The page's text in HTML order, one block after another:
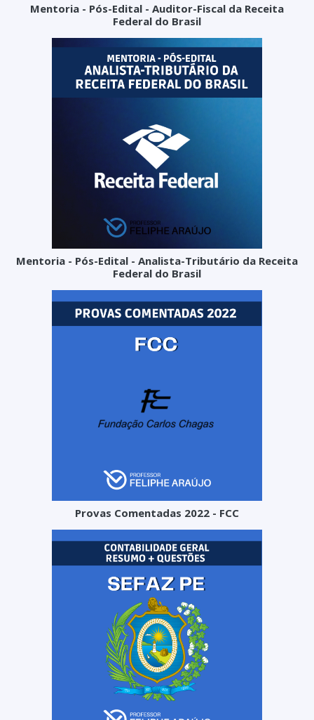
Mentoria - Pós-Edital - Auditor-Fiscal da Receita
Federal do Brasil
Mentoria - Pós-Edital - Analista-Tributário da Receita
Federal do Brasil
Provas Comentadas 2022 - FCC